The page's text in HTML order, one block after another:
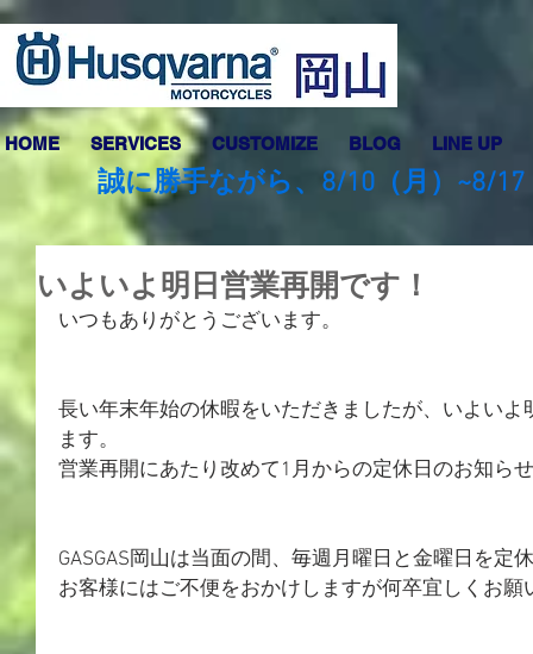
HOME SERVICES CUSTOMIZE BLOG LINE UP
誠に勝手ながら、8/10（月）~8/
いよいよ明日営業再開です！
いつもありがとうございます。
長い年末年始の休暇をいただきましたが、いよい
ます。
営業再開にあたり改めて1月からの定休日のお知ら
GASGAS岡山は当面の間、毎週月曜日と金曜日を定
お客様にはご不便をおかけしますが何卒宜しくお願